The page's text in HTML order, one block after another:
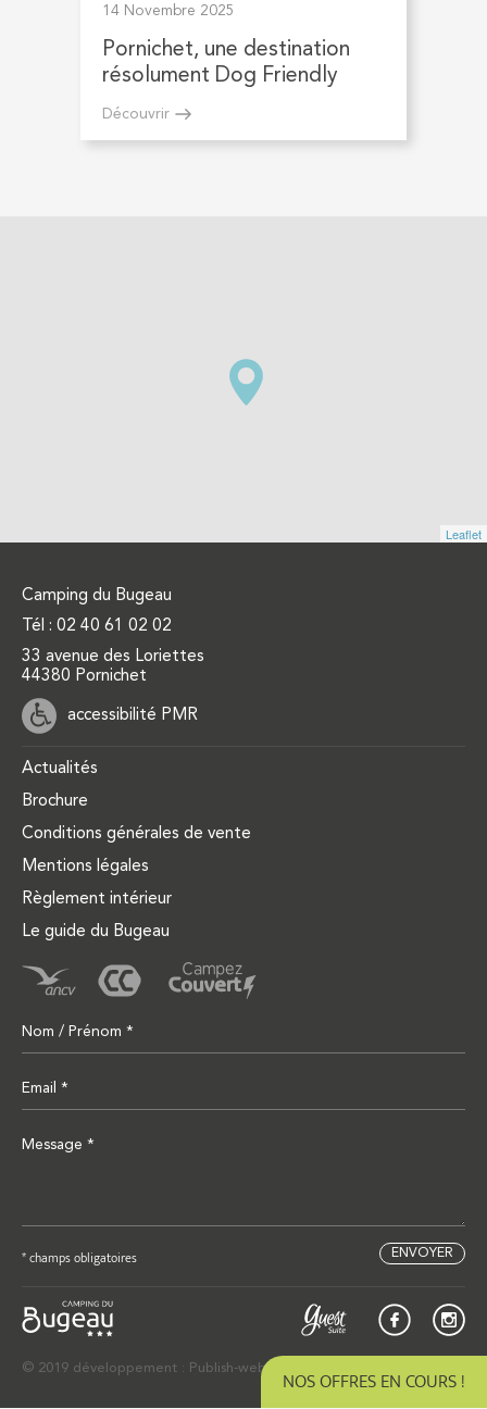
14 Novembre 2025
Pornichet, une destination
résolument Dog Friendly
Découvrir
Leaflet
Camping du Bugeau
Tél : 02 40 61 02 02
33 avenue des Loriettes
44380 Pornichet
accessibilité PMR
Actualités
Brochure
Conditions générales de vente
Mentions légales
Règlement intérieur
Le guide du Bugeau
* champs obligatoires
© 2019 développement : Publish-web, webdesign : Studio Käctus
NOS OFFRES EN COURS !